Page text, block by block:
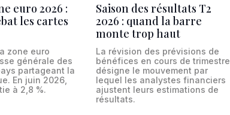
euro 2026 :
les cartes
zone euro
générale des
partageant la
En juin 2026,
à 2,8 %.
Saison des résultats T2
2026 : quand la barre
monte trop haut
La révision des prévisions de
bénéfices en cours de trimestre
désigne le mouvement par
lequel les analystes financiers
ajustent leurs estimations de
résultats.